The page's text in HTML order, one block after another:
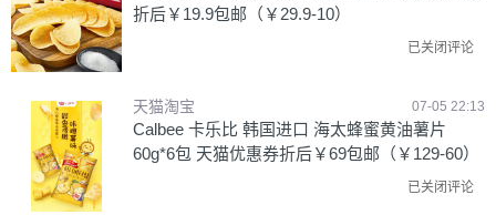
折后￥19.9包邮（￥29.9-10）
已关闭评论
天猫淘宝 07-05 22:13
Calbee 卡乐比 韩国进口 海太蜂蜜黄油薯片
60g*6包 天猫优惠券折后￥69包邮（￥129-60）
已关闭评论